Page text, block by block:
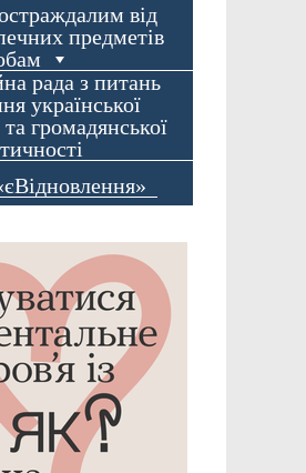
від
предметів
рада з питань
української
громадянської